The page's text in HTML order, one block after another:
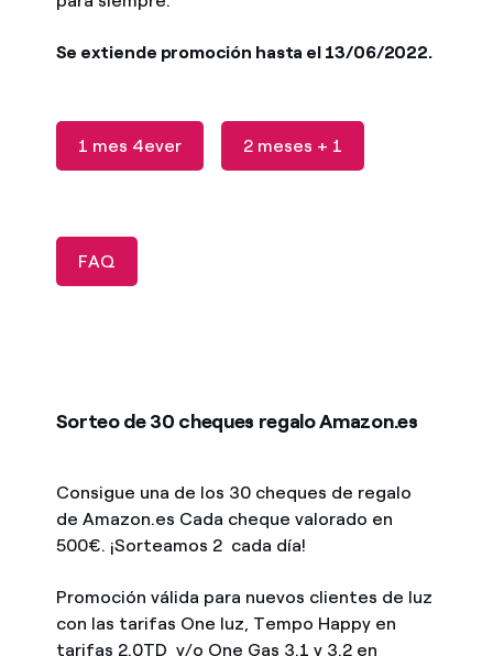
Se extiende promoción hasta el 13/06/2022.
1 mes 4ever
FAQ
2 meses + 1
Sorteo de 30 cheques regalo Amazon.es
Consigue una de los 30 cheques de regalo
de Amazon.es Cada cheque valorado en
500€. ¡Sorteamos 2 cada día!
Promoción válida para nuevos clientes de luz
con las tarifas One luz, Tempo Happy en
tarifas 2.0TD y/o One Gas 3.1 y 3.2 en